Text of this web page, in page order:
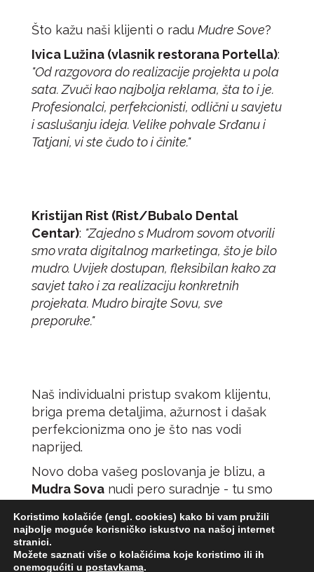
Što kažu naši klijenti o radu Mudre Sove?
Ivica Lužina (vlasnik restorana Portella):
"Od razgovora do realizacije projekta u pola
sata. Zvuči kao najbolja reklama, šta to i je.
Profesionalci, perfekcionisti, odlični u savjetu
i saslušanju ideja. Velike pohvale Srđanu i
Tatjani, vi ste čudo to i činite."
Kristijan Rist (Rist/Bubalo Dental
Centar): "Zajedno s Mudrom sovom otvorili
smo vrata digitalnog marketinga, što je bilo
mudro. Uvijek dostupan, fleksibilan kako za
savjet tako i za realizaciju konkretnih
projekata. Mudro birajte Sovu, sve
preporuke."
Naš individualni pristup svakom klijentu,
briga prema detaljima, ažurnost i dašak
perfekcionizma ono je što nas vodi
naprijed.
Novo doba vašeg poslovanja je blizu, a
Mudra Sova nudi pero suradnje - tu smo
Koristimo kolačiće (engl. cookies) kako bi vam pružili
najbolje moguće korisničko iskustvo na našoj internet
stranici.
Možete saznati više o kolačićima koje koristimo ili ih
onemogućiti u postavkama.